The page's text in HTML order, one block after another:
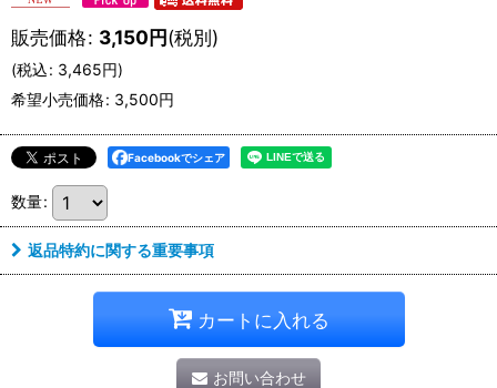
販売価格: 3,150円(税別)
(税込: 3,465円)
希望小売価格: 3,500円
Facebookでシェア
数量:
返品特約に関する重要事項
カートに入れる
お問い合わせ